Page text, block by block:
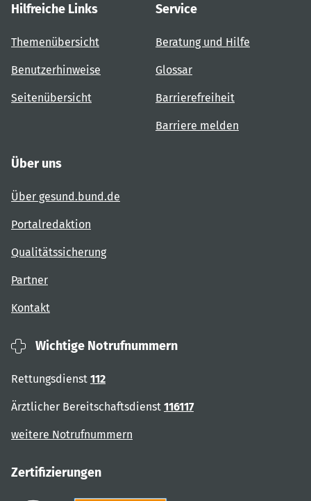
Hilfreiche Links
Themenübersicht
Benutzerhinweise
Seitenübersicht
Service
Beratung und Hilfe
Glossar
Barrierefreiheit
Barriere melden
Über uns
Über gesund.bund.de
Portalredaktion
Qualitätssicherung
Partner
Kontakt
Wichtige Notrufnummern
Rettungsdienst 112
Ärztlicher Bereitschaftsdienst 116117
weitere Notrufnummern
Zertifizierungen